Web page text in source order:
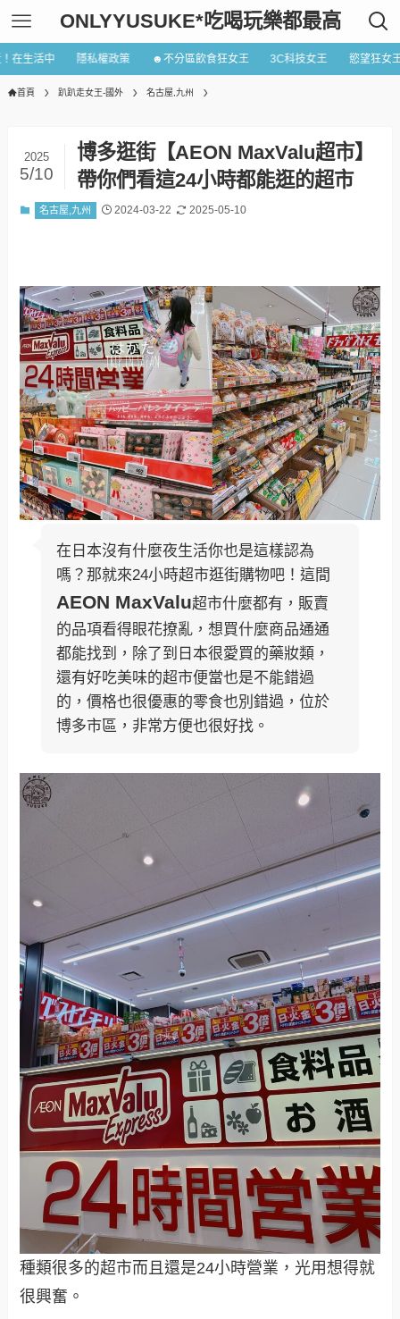
ONLYYUSUKE*吃喝玩樂都最高
在生活中 隱私權政策 ☻不分區飲食狂女王 3C科技女王 慾望狂女
首頁 趴趴走女王-國外 名古屋,九州
博多逛街【AEON MaxValu超市】
帶你們看這24小時都能逛的超市
2025
5/10
名古屋,九州 2024-03-22 2025-05-10
在日本沒有什麼夜生活你也是這樣認為
嗎？那就來24小時超市逛街購物吧！這間
AEON MaxValu超市什麼都有，販賣
的品項看得眼花撩亂，想買什麼商品通通
都能找到，除了到日本很愛買的藥妝類，
還有好吃美味的超市便當也是不能錯過
的，價格也很優惠的零食也別錯過，位於
博多市區，非常方便也很好找。
種類很多的超市而且還是24小時營業，光用想得就
很興奮。